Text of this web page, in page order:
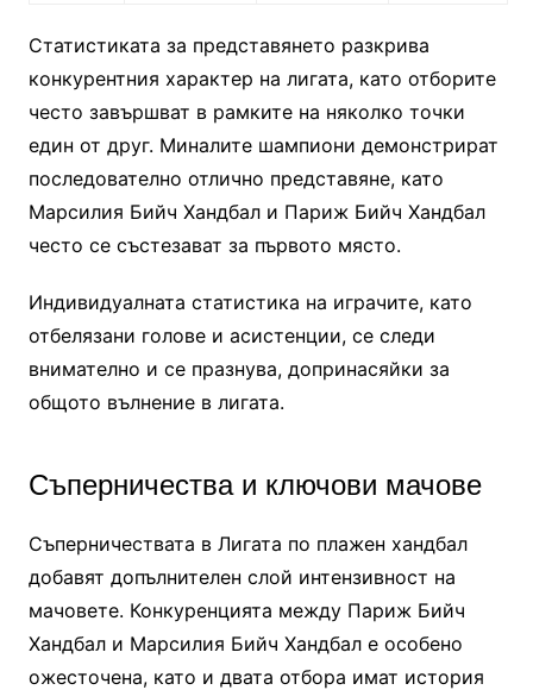
Статистиката за представянето разкрива
конкурентния характер на лигата, като отборите
често завършват в рамките на няколко точки
един от друг. Миналите шампиони демонстрират
последователно отлично представяне, като
Марсилия Бийч Хандбал и Париж Бийч Хандбал
често се състезават за първото място.
Индивидуалната статистика на играчите, като
отбелязани голове и асистенции, се следи
внимателно и се празнува, допринасяйки за
общото вълнение в лигата.
Съперничества и ключови мачове
Съперничествата в Лигата по плажен хандбал
добавят допълнителен слой интензивност на
мачовете. Конкуренцията между Париж Бийч
Хандбал и Марсилия Бийч Хандбал е особено
ожесточена, като и двата отбора имат история